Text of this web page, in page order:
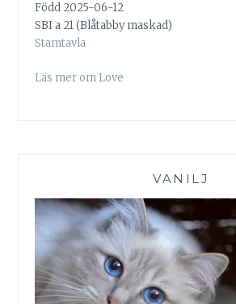
Född 2025-06-12
SBI a 21 (Blåtabby maskad)
Stamtavla
Läs mer om Love
VANILJ